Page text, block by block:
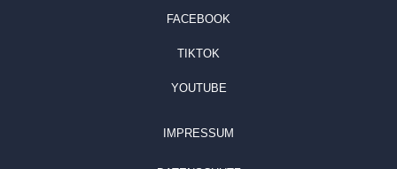
FACEBOOK
TIKTOK
YOUTUBE
IMPRESSUM